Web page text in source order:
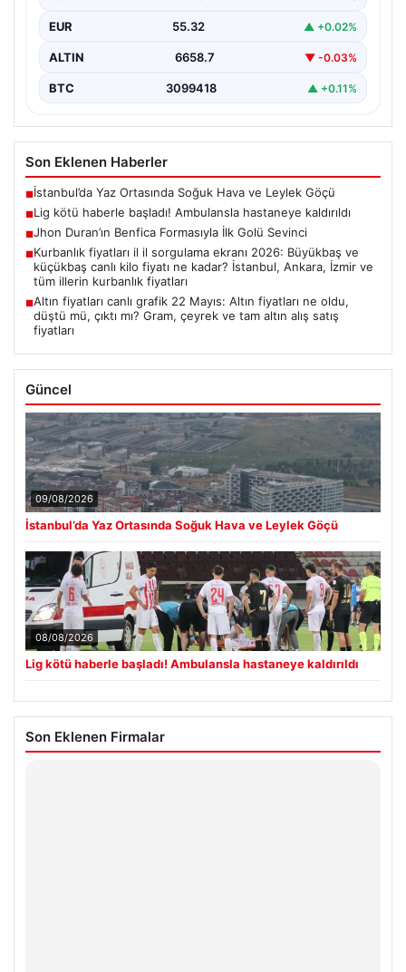
EUR 55.32 ▲ +0.02%
ALTIN 6658.7 ▼ -0.03%
BTC 3099418 ▲ +0.11%
Son Eklenen Haberler
■İstanbul’da Yaz Ortasında Soğuk Hava ve Leylek Göçü
■Lig kötü haberle başladı! Ambulansla hastaneye kaldırıldı
■Jhon Duran’ın Benfica Formasıyla İlk Golü Sevinci
■Kurbanlık fiyatları il il sorgulama ekranı 2026: Büyükbaş ve
küçükbaş canlı kilo fiyatı ne kadar? İstanbul, Ankara, İzmir ve
tüm illerin kurbanlık fiyatları
■Altın fiyatları canlı grafik 22 Mayıs: Altın fiyatları ne oldu,
düştü mü, çıktı mı? Gram, çeyrek ve tam altın alış satış
fiyatları
Güncel
09/08/2026
İstanbul’da Yaz Ortasında Soğuk Hava ve Leylek Göçü
08/08/2026
Lig kötü haberle başladı! Ambulansla hastaneye kaldırıldı
Son Eklenen Firmalar